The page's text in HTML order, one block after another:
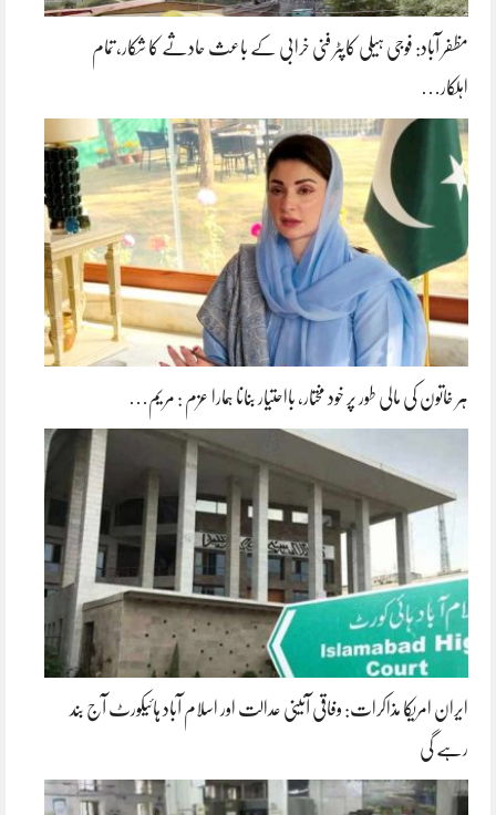
مظفر آباد: فوجی ہیلی کاپٹر فنی خرابی کے باعث حادثے کا شکار، تمام
اہلکار…
ہر خاتون کی مالی طور پر خود مختار، بااحتیار بنانا ہمارا عزم : مریم…
ایران امریکا مذاکرات: وفاقی آئینی عدالت اور اسلام آباد ہائیکورٹ آج بند
رہے گی